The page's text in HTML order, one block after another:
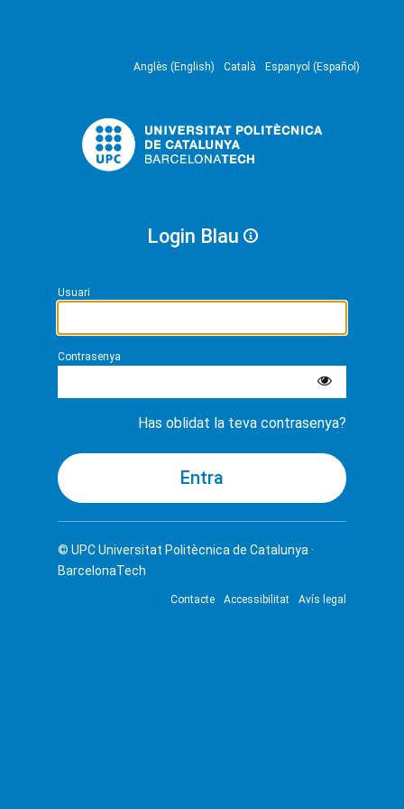
Anglès (English) Català Espanyol (Español)
Login Blau
Usuari
Contrasenya
Has oblidat la teva contrasenya?
© UPCUniversitat Politècnica de Catalunya ·
BarcelonaTech
Contacte Accessibilitat Avís legal